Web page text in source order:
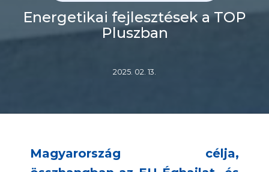
Energetikai fejlesztések a TOP
Pluszban
2025. 02. 13.
Magyarország célja,